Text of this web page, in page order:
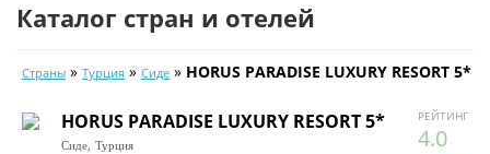
Календарь туров
Цены дня
Каталог стран и отелей
Страны » Турция » Сиде » HORUS PARADISE LUXURY RESORT 5*
РЕЙТИНГ
4.0
HORUS PARADISE LUXURY RESORT 5*
Сиде, Турция